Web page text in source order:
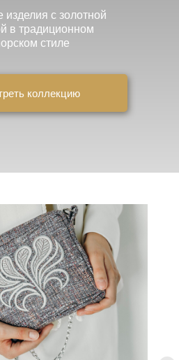
изделия с золотной
в традиционном
стиле
коллекцию